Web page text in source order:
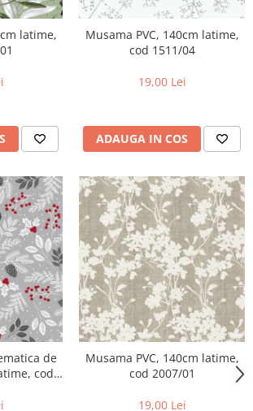
latime,
Musama PVC, 140cm latime,
cod 1511/04
19,00 Lei
ADAUGA IN COS
de
cod
Musama PVC, 140cm latime,
cod 2007/01
19,00 Lei